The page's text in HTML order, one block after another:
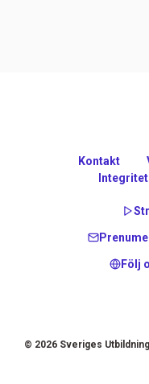
Kontakt
Följ
© 2026 Sveriges